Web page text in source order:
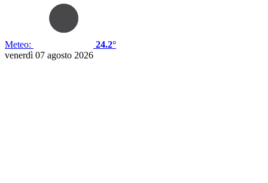
Meteo:
24.2°
venerdì 07 agosto 2026